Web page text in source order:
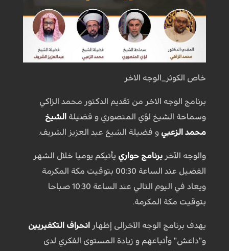
خاص الكوثر_الوجه الاخر
برنامج الوجه الاخر من تقديم الدكتور محمد الزاكي
وسماحة الشيخ لؤي المنصوري و فضيلة الشيخ
محمد الزعبي و فضيلة الشيخ عبد العزيز الشريف.
والوجه الآخر برنامج حواري يأتيكم يوميا خلال الشهر
الفضيل عند الساعة 00:30 بتوقيت مكة المكرمة
ويعاد في اليوم التالي عند الساعة 10:30 صباحا
بتوقيت مكة المكرمة.
يهدف برنامج الوجه الآخرالى إظهار
انحراف التكفيريين
و"داعش" وأتباعهم و زيادة المستوى الفكري لدى